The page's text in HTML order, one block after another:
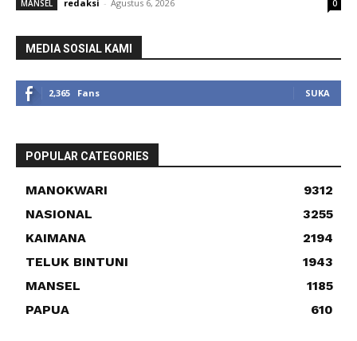
MANSEL redaksi - Agustus 6, 2026 0
MEDIA SOSIAL KAMI
2,365 Fans SUKA
POPULAR CATEGORIES
MANOKWARI
9312
NASIONAL
3255
KAIMANA
2194
TELUK BINTUNI
1943
MANSEL
1185
PAPUA
610